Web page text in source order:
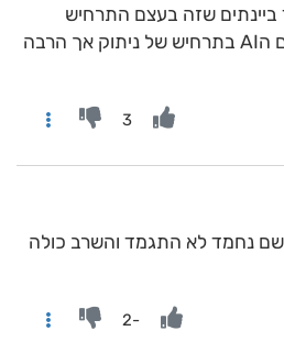
ביינתים שזה בעצם התרחיש
האופטימלי ביותר אם כי גם הAI בתרחיש של ניתוק אך הרבה
3
נחמד לא התגמד והשרב כולה
-2